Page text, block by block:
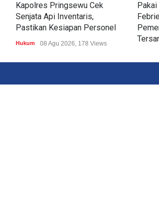
Kapolres Pringsewu Cek
Senjata Api Inventaris,
Pastikan Kesiapan Personel
Hukum 08 Agu 2026, 178 Views